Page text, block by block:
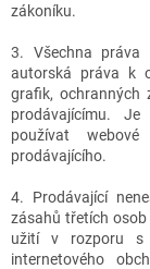
zákoníku.
3. Všechna práva
autorská práva k
grafik, ochranných
prodávajícímu.
používat
prodávajícího.
4. Prodávající
zásahů třetích osob
užití v rozporu s
internetového